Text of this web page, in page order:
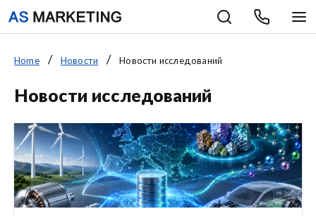
Home Новости Новости исследований
Новости исследований